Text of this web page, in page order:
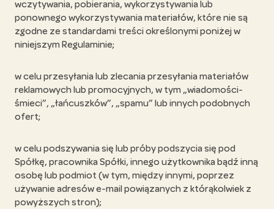
wczytywania, pobierania, wykorzystywania lub
ponownego wykorzystywania materiałów, które nie są
zgodne ze standardami treści określonymi poniżej w
niniejszym Regulaminie;
w celu przesyłania lub zlecania przesyłania materiałów
reklamowych lub promocyjnych, w tym „wiadomości-
śmieci”, „łańcuszków”, „spamu” lub innych podobnych
ofert;
w celu podszywania się lub próby podszycia się pod
Spółkę, pracownika Spółki, innego użytkownika bądź inną
osobę lub podmiot (w tym, między innymi, poprzez
używanie adresów e-mail powiązanych z którąkolwiek z
powyższych stron);